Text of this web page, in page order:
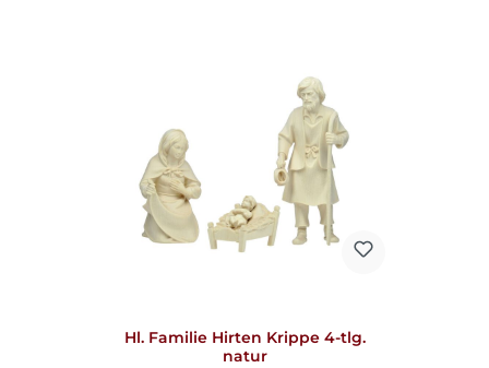
Hl. Familie Hirten Krippe 4-tlg.
natur